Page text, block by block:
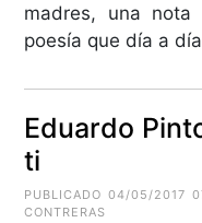
madres, una nota
poesía que día a
Eduardo
ti
PUBLICADO 04/05/2017
CONTRERAS